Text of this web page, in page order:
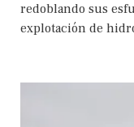
redoblando sus
explotación de